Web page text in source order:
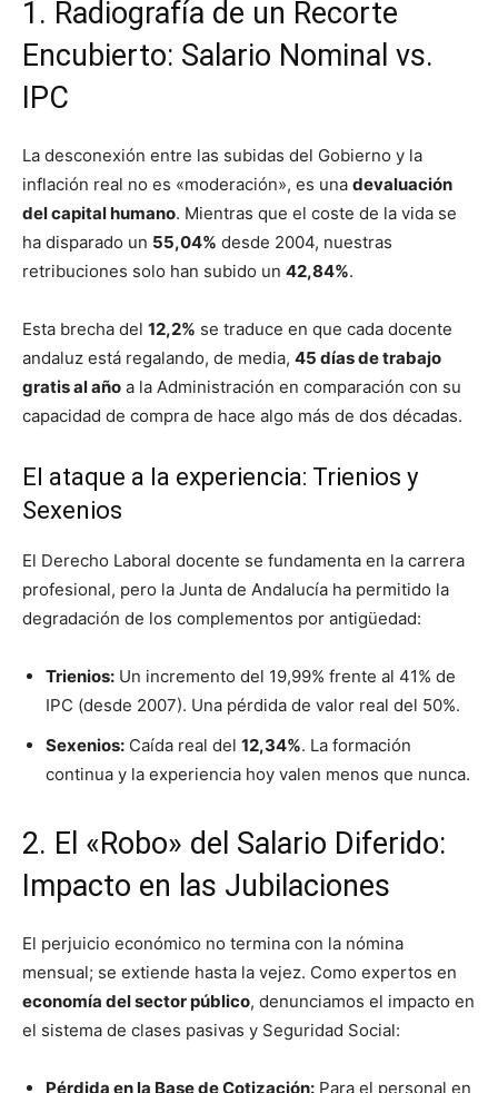
1. Radiografía de un Recorte
Encubierto: Salario Nominal vs.
IPC
La desconexión entre las subidas del Gobierno y la
inflación real no es «moderación», es una devaluación
del capital humano. Mientras que el coste de la vida se
ha disparado un 55,04% desde 2004, nuestras
retribuciones solo han subido un 42,84%.
Esta brecha del 12,2% se traduce en que cada docente
andaluz está regalando, de media, 45 días de trabajo
gratis al año a la Administración en comparación con su
capacidad de compra de hace algo más de dos décadas.
El ataque a la experiencia: Trienios y
Sexenios
El Derecho Laboral docente se fundamenta en la carrera
profesional, pero la Junta de Andalucía ha permitido la
degradación de los complementos por antigüedad:
Trienios: Un incremento del 19,99% frente al 41% de
IPC (desde 2007). Una pérdida de valor real del 50%.
Sexenios: Caída real del 12,34%. La formación
continua y la experiencia hoy valen menos que nunca.
2. El «Robo» del Salario Diferido:
Impacto en las Jubilaciones
El perjuicio económico no termina con la nómina
mensual; se extiende hasta la vejez. Como expertos en
economía del sector público, denunciamos el impacto en
el sistema de clases pasivas y Seguridad Social:
Pérdida en la Base de Cotización: Para el personal en